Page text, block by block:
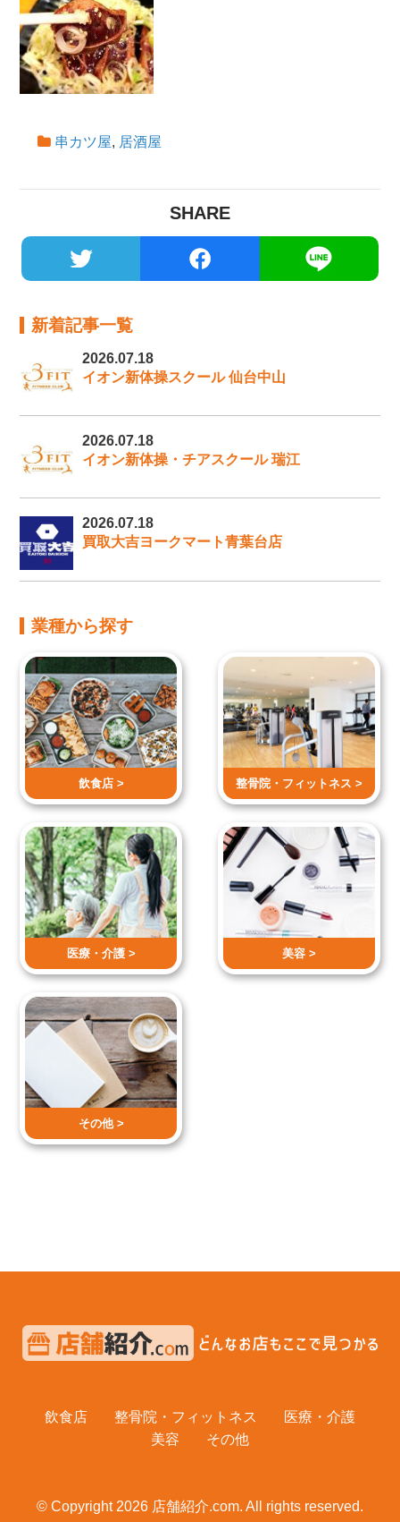
串カツ屋, 居酒屋
SHARE
新着記事一覧
2026.07.18
イオン新体操スクール 仙台中山
2026.07.18
イオン新体操・チアスクール 瑞江
2026.07.18
買取大吉ヨークマート青葉台店
業種から探す
飲食店 > 整骨院・ フィットネス >
医療・介護 > 美容 >
その他 >
飲食店 整骨院・フィットネス
医療・介護
美容
その他
© Copyright 2026 店舗紹介.com. All rights reserved.